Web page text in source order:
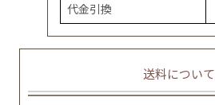
代金引換
送料について